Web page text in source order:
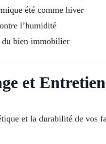
été comme hiver
l’humidité
du bien immobilier
et
et la durabilité de vos